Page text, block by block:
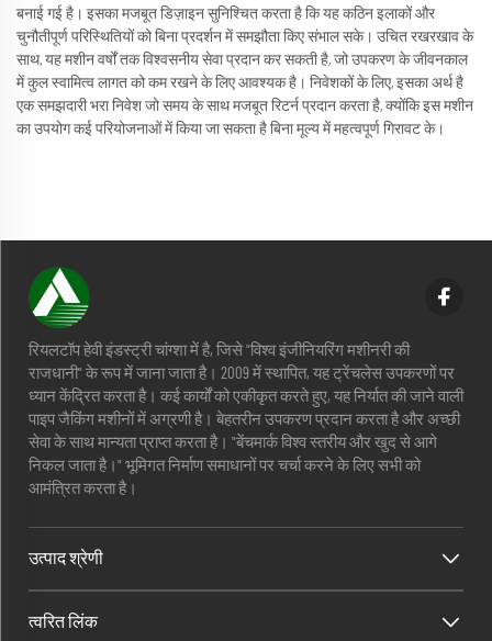
बनाई गई है। इसका मजबूत डिज़ाइन सुनिश्चित करता है कि यह कठिन इलाकों और
चुनौतीपूर्ण परिस्थितियों को बिना प्रदर्शन में समझौता किए संभाल सके। उचित रखरखाव के
साथ, यह मशीन वर्षों तक विश्वसनीय सेवा प्रदान कर सकती है, जो उपकरण के जीवनकाल
में कुल स्वामित्व लागत को कम रखने के लिए आवश्यक है। निवेशकों के लिए, इसका अर्थ है
एक समझदारी भरा निवेश जो समय के साथ मजबूत रिटर्न प्रदान करता है, क्योंकि इस मशीन
का उपयोग कई परियोजनाओं में किया जा सकता है बिना मूल्य में महत्वपूर्ण गिरावट के।
रियलटॉप हेवी इंडस्ट्री चांग्शा में है, जिसे "विश्व इंजीनियरिंग मशीनरी की
राजधानी" के रूप में जाना जाता है। 2009 में स्थापित, यह ट्रेंचलेस उपकरणों पर
ध्यान केंद्रित करता है। कई कार्यों को एकीकृत करते हुए, यह निर्यात की जाने वाली
पाइप जैकिंग मशीनों में अग्रणी है। बेहतरीन उपकरण प्रदान करता है और अच्छी
सेवा के साथ मान्यता प्राप्त करता है। "बेंचमार्क विश्व स्तरीय और खुद से आगे
निकल जाता है।" भूमिगत निर्माण समाधानों पर चर्चा करने के लिए सभी को
आमंत्रित करता है।
उत्पाद श्रेणी
त्वरित लिंक